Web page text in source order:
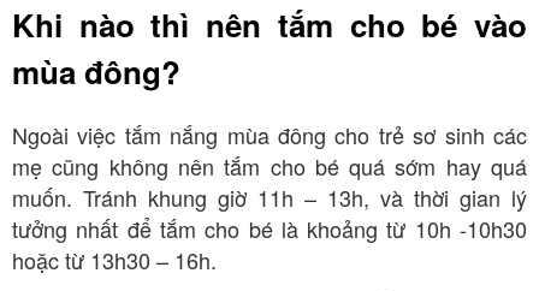
Khi nào thì nên tắm cho bé vào
mùa đông?
Ngoài việc tắm nắng mùa đông cho trẻ sơ sinh các
mẹ cũng không nên tắm cho bé quá sớm hay quá
muốn. Tránh khung giờ 11h – 13h, và thời gian lý
tưởng nhất để tắm cho bé là khoảng từ 10h -10h30
hoặc từ 13h30 – 16h.